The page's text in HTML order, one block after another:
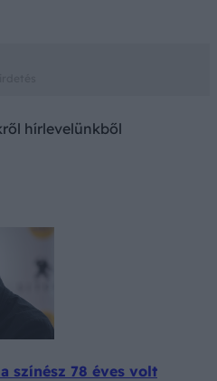
hírlevelünkből
színész 78 éves volt